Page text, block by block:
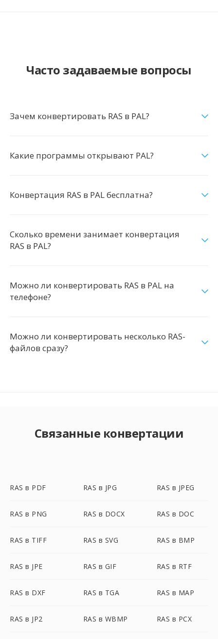
Часто задаваемые вопросы
Зачем конвертировать RAS в PAL?
Какие программы открывают PAL?
Конвертация RAS в PAL бесплатна?
Сколько времени занимает конвертация
RAS в PAL?
Можно ли конвертировать RAS в PAL на
телефоне?
Можно ли конвертировать несколько RAS-
файлов сразу?
Связанные конвертации
RAS в PDF RAS в JPG RAS в JPEG
RAS в PNG RAS в DOCX RAS в DOC
RAS в TIFF RAS в SVG RAS в BMP
RAS в JPE RAS в GIF RAS в RTF
RAS в DXF RAS в TGA RAS в MAP
RAS в JP2 RAS в WBMP RAS в PCX